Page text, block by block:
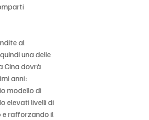
al
una delle
Cina dovrà
anni:
modello di
elevati livelli di
e rafforzando il